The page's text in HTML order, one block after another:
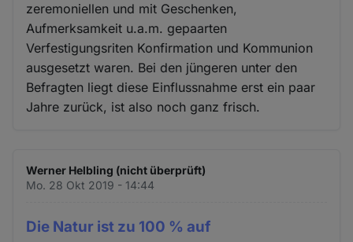
zeremoniellen und mit Geschenken,
Aufmerksamkeit u.a.m. gepaarten
Verfestigungsriten Konfirmation und Kommunion
ausgesetzt waren. Bei den jüngeren unter den
Befragten liegt diese Einflussnahme erst ein paar
Jahre zurück, ist also noch ganz frisch.
Werner Helbling (nicht überprüft)
Mo. 28 Okt 2019 - 14:44
Die Natur ist zu 100 % auf